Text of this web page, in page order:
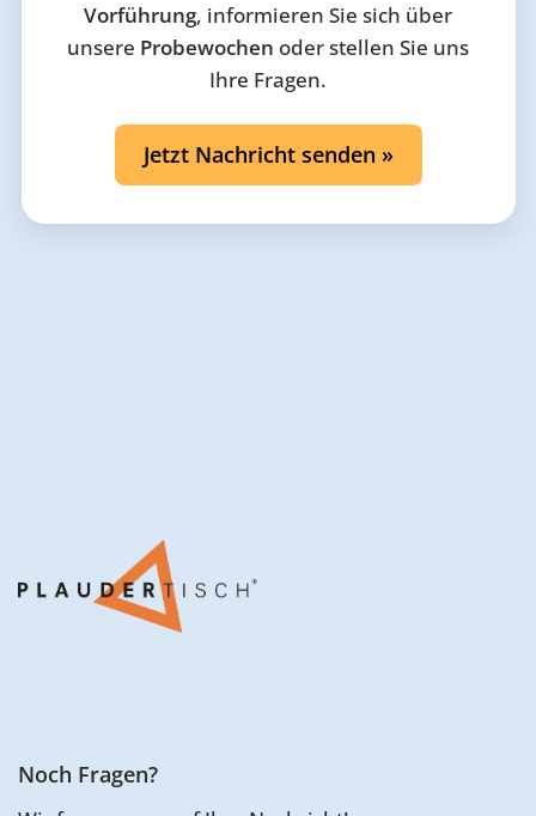
Vorführung, informieren Sie sich über
unsere Probewochen oder stellen Sie uns
Ihre Fragen.
Jetzt Nachricht senden »
Noch Fragen?